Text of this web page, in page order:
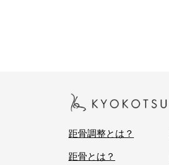
距骨調整とは？
距骨とは？